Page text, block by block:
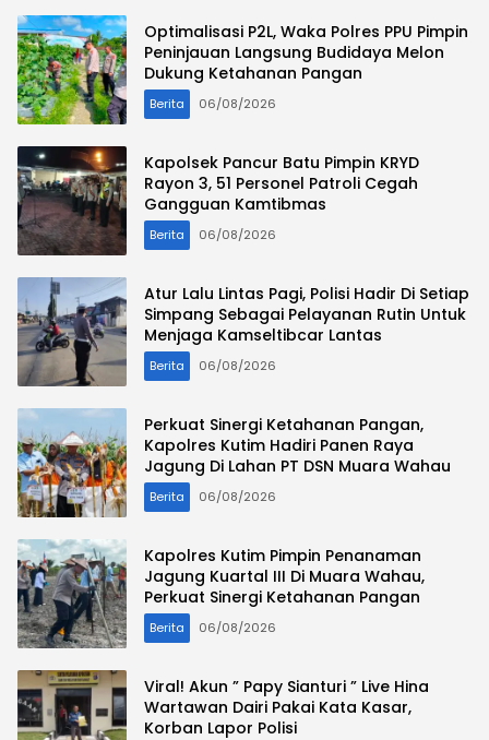
Optimalisasi P2L, Waka Polres PPU Pimpin
Peninjauan Langsung Budidaya Melon
Dukung Ketahanan Pangan
Berita 06/08/2026
Kapolsek Pancur Batu Pimpin KRYD
Rayon 3, 51 Personel Patroli Cegah
Gangguan Kamtibmas
Berita 06/08/2026
Atur Lalu Lintas Pagi, Polisi Hadir Di Setiap
Simpang Sebagai Pelayanan Rutin Untuk
Menjaga Kamseltibcar Lantas
Berita 06/08/2026
Perkuat Sinergi Ketahanan Pangan,
Kapolres Kutim Hadiri Panen Raya
Jagung Di Lahan PT DSN Muara Wahau
Berita 06/08/2026
Kapolres Kutim Pimpin Penanaman
Jagung Kuartal III Di Muara Wahau,
Perkuat Sinergi Ketahanan Pangan
Berita 06/08/2026
Viral! Akun ” Papy Sianturi ” Live Hina
Wartawan Dairi Pakai Kata Kasar,
Korban Lapor Polisi